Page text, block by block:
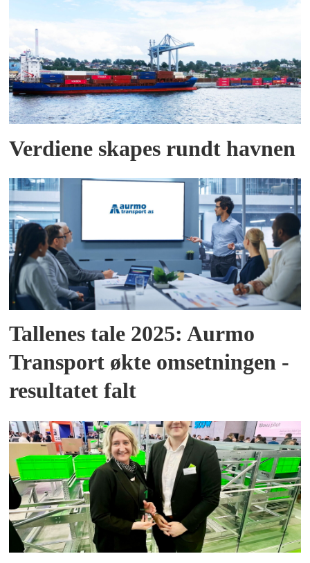
Verdiene skapes rundt havnen
Tallenes tale 2025: Aurmo
Transport økte omsetningen -
resultatet falt